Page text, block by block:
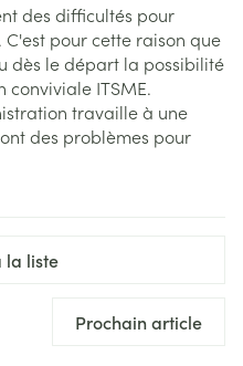
des difficultés pour
pour cette raison que
dès le départ la possibilité
ITSME.
travaille à une
des problèmes pour
la liste
Prochain article